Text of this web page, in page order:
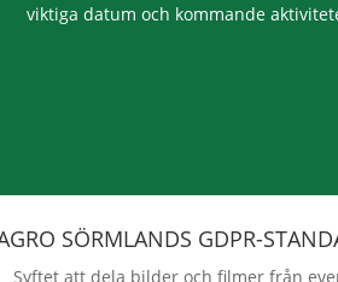
viktiga datum och kommande
SÖRMLANDS GDPR-
Syftet att dela bilder och filmer från